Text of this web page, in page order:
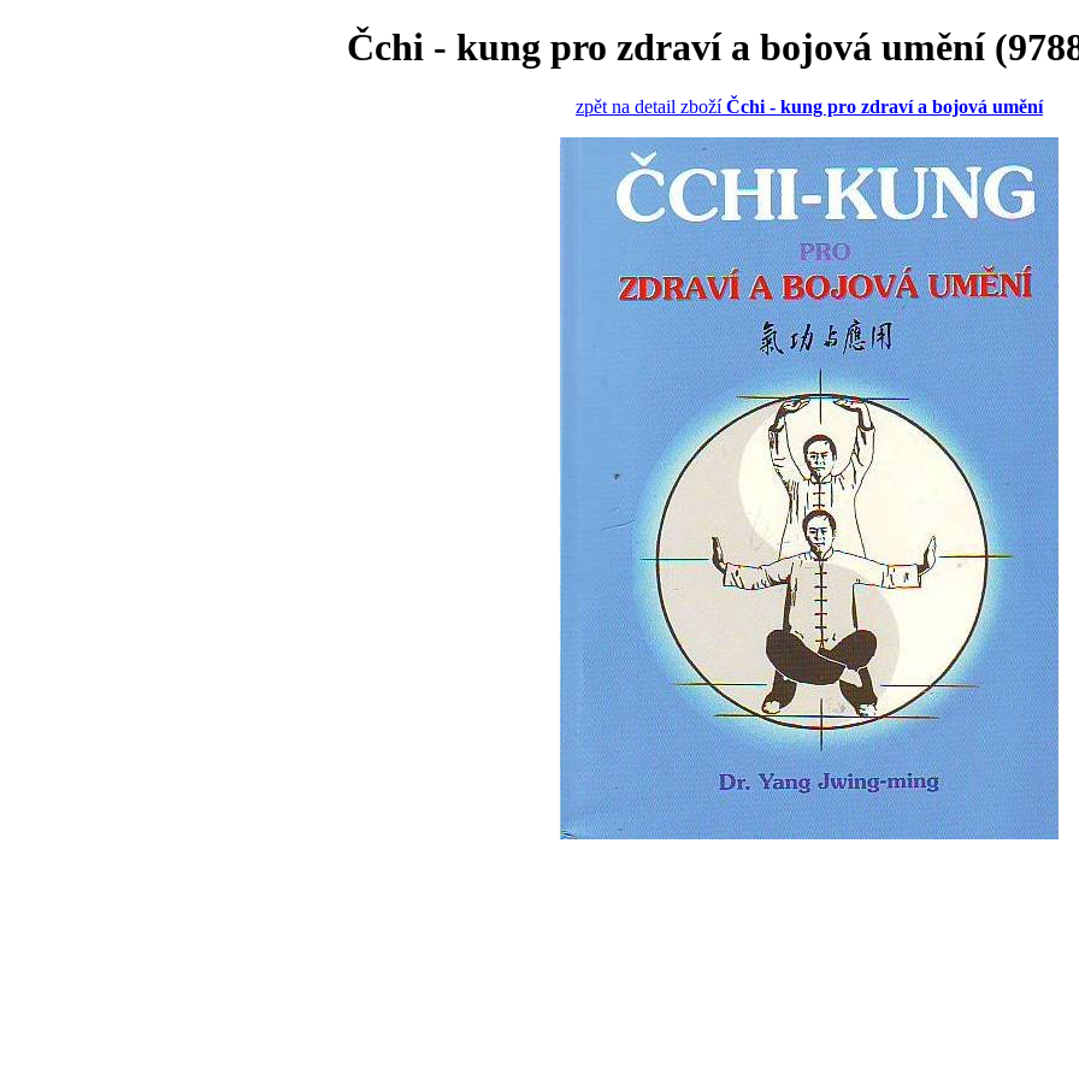
Čchi - kung pro zdraví a bojová umění
zpět na detail zbožíČchi - kung pro zdraví a bojová umění